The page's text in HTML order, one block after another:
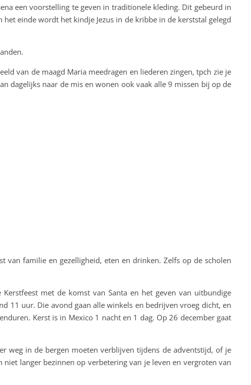
een voorstelling te geven in traditionele kleding. Dit gebeurd in
einde wordt het kindje Jezus in de kribbe in de kerststal gelegd
van de maagd Maria meedragen en liederen zingen, tpch zie je
dagelijks naar de mis en wonen ook vaak alle 9 missen bij op de
van familie en gezelligheid, eten en drinken. Zelfs op de scholen
met de komst van Santa en het geven van uitbundige
11 uur. Die avond gaan alle winkels en bedrijven vroeg dicht, en
Kerst is in Mexico 1 nacht en 1 dag. Op 26 december gaat
weg in de bergen moeten verblijven tijdens de adventstijd, of je
langer bezinnen op verbetering van je leven en vergroten van